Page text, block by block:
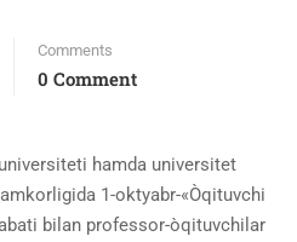
Comments
0 Comment
hamda universitet
1-oktyabr-«Òqituvchi
bilan professor-òqituvchilar